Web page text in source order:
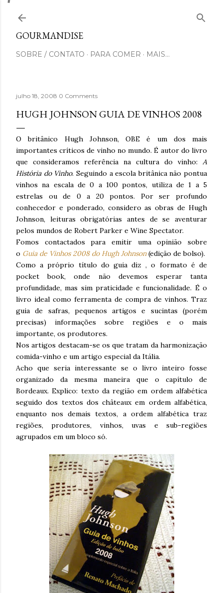
GOURMANDISE
SOBRE / CONTATO PARA COMER MAIS…
julho 18, 2008 0 Comments
HUGH JOHNSON GUIA DE VINHOS 2008
O britânico Hugh Johnson, OBE é um dos mais
importantes críticos de vinho no mundo. É autor do livro
que consideramos referência na cultura do vinho: A
História do Vinho. Seguindo a escola britânica não pontua
vinhos na escala de 0 a 100 pontos, utiliza de 1 a 5
estrelas ou de 0 a 20 pontos. Por ser profundo
conhecedor e ponderado, considero as obras de Hugh
Johnson, leituras obrigatórias antes de se aventurar
pelos mundos de Robert Parker e Wine Spectator.
Fomos contactados para emitir uma opinião sobre
o Guia de Vinhos 2008 do Hugh Johnson(edição de bolso).
Como a próprio título do guia diz , o formato é de
pocket book, onde não devemos esperar tanta
profundidade, mas sim praticidade e funcionalidade. É o
livro ideal como ferramenta de compra de vinhos. Traz
guia de safras, pequenos artigos e sucintas (porém
precisas) informações sobre regiões e o mais
importante, os produtores.
Nos artigos destacam-se os que tratam da harmonização
comida-vinho e um artigo especial da Itália.
Acho que seria interessante se o livro inteiro fosse
organizado da mesma maneira que o capítulo de
Bordeaux. Explico: texto da região em ordem alfabética
seguido dos textos dos châteaux em ordem alfabética,
enquanto nos demais textos, a ordem alfabética traz
regiões, produtores, vinhos, uvas e sub-regiões
agrupados em um bloco só.